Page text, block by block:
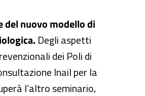
del nuovo modello di
Degli aspetti
dei Poli di
Inail per la
l’altro seminario,